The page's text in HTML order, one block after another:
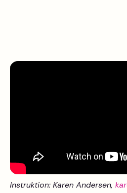
Instruktion: Karen Andersen,